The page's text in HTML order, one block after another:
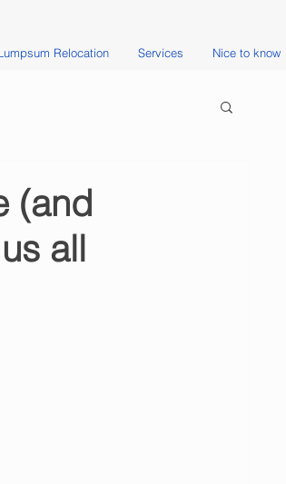
Relocation Services Nice to know
(and
all